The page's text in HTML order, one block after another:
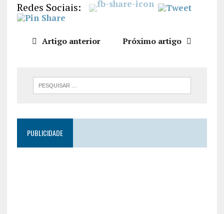
INCORPO
RAR
Redes Sociais:
Artigo anterior Próximo artigo
PUBLICIDADE